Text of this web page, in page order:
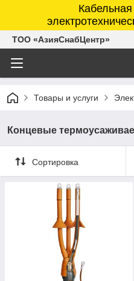
ТОО «АзияСнабЦентр»
Товары и услуги
Концевые
Сортировка